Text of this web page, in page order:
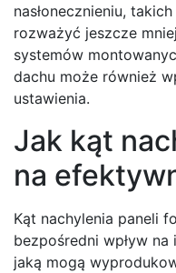
nasłonecznieniu,
rozważyć jeszcze
systemów
dachu może również
ustawienia.
Jak kąt
na
Kąt nachylenia paneli
bezpośredni wpływ
jaką mogą